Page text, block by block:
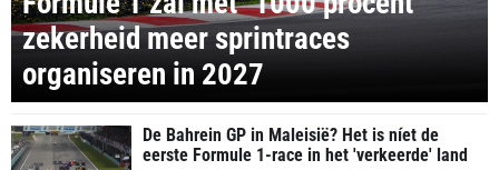
zekerheid meer sprintraces
organiseren in 2027
De Bahrein GP in Maleisië? Het is níet de
eerste Formule 1-race in het 'verkeerde' land